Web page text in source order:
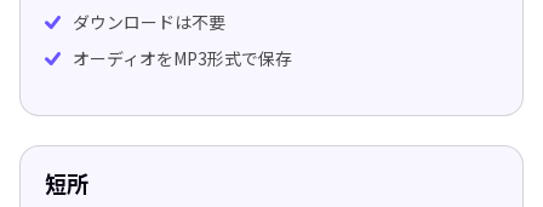
ダウンロードは不要
オーディオをMP3形式で保存
短所